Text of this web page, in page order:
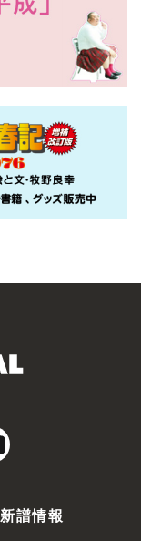
新譜情報